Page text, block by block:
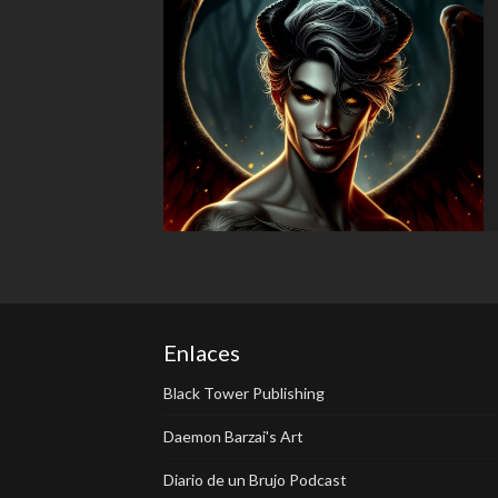
Enlaces
Black Tower Publishing
Daemon Barzai's Art
Diario de un Brujo Podcast